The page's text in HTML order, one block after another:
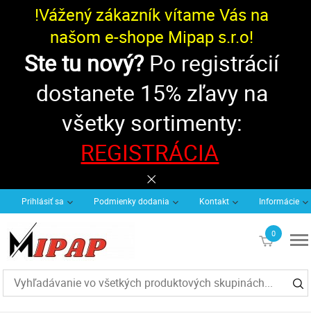
!Vážený zákazník vítame Vás na
našom e-shope Mipap s.r.o!
Ste tu nový?Po registrácií
dostanete 15% zľavy na
všetky sortimenty:
REGISTRÁCIA
Prihlásiť sa Podmienky dodania Kontakt Informácie
0
€0